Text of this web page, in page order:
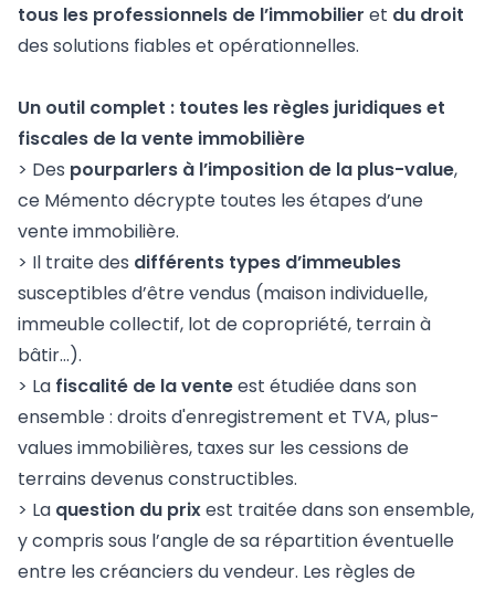
tous les professionnels de l’immobilier et du droit
des solutions fiables et opérationnelles.
Un outil complet : toutes les règles juridiques et
fiscales de la vente immobilière
> Des pourparlers à l’imposition de la plus-value,
ce Mémento décrypte toutes les étapes d’une
vente immobilière.
> Il traite des différents types d’immeubles
susceptibles d’être vendus (maison individuelle,
immeuble collectif, lot de copropriété, terrain à
bâtir...).
> La fiscalité de la venteest étudiée dans son
ensemble : droits d'enregistrement et TVA, plus-
values immobilières, taxes sur les cessions de
terrains devenus constructibles.
> La question du prixest traitée dans son ensemble,
y compris sous l’angle de sa répartition éventuelle
entre les créanciers du vendeur. Les règles de